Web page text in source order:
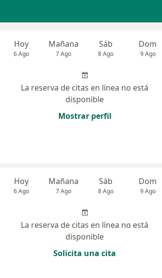
Hoy
6 Ago
Mañana
7 Ago
Sáb
8 Ago
Dom
9 Ago
La reserva de citas en línea no está
disponible
Mostrar perfil
Hoy
6 Ago
Mañana
7 Ago
Sáb
8 Ago
Dom
9 Ago
La reserva de citas en línea no está
disponible
Solicita una cita